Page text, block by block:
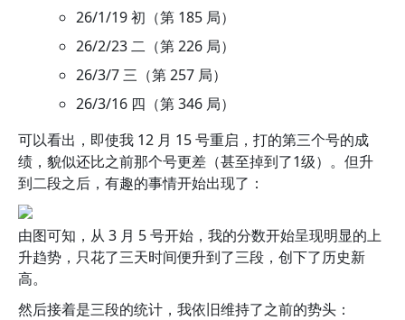
26/1/19 初（第 185 局）
26/2/23 二（第 226 局）
26/3/7 三（第 257 局）
26/3/16 四（第 346 局）
可以看出，即使我 12 月 15 号重启，打的第三个号的成
绩，貌似还比之前那个号更差（甚至掉到了1级）。但升
到二段之后，有趣的事情开始出现了：
由图可知，从 3 月 5 号开始，我的分数开始呈现明显的上
升趋势，只花了三天时间便升到了三段，创下了历史新
高。
然后接着是三段的统计，我依旧维持了之前的势头：